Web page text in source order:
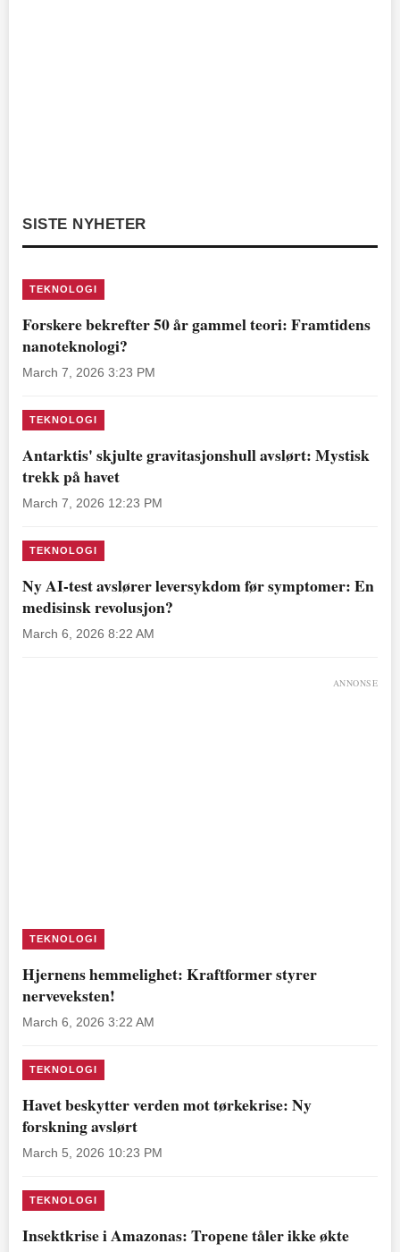
SISTE NYHETER
TEKNOLOGI
Forskere bekrefter 50 år gammel teori: Framtidens
nanoteknologi?
March 7, 2026 3:23 PM
TEKNOLOGI
Antarktis' skjulte gravitasjonshull avslørt: Mystisk
trekk på havet
March 7, 2026 12:23 PM
TEKNOLOGI
Ny AI-test avslører leversykdom før symptomer: En
medisinsk revolusjon?
March 6, 2026 8:22 AM
ANNONSE
TEKNOLOGI
Hjernens hemmelighet: Kraftformer styrer
nerveveksten!
March 6, 2026 3:22 AM
TEKNOLOGI
Havet beskytter verden mot tørkekrise: Ny
forskning avslørt
March 5, 2026 10:23 PM
TEKNOLOGI
Insektkrise i Amazonas: Tropene tåler ikke økte